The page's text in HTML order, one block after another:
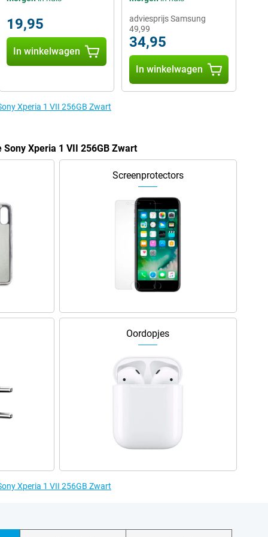
19,95
In winkelwagen
49,99
adviesprijs Samsung
34,95
In winkelwagen
Xperia 1 VII 256GB Zwart
Xperia 1 VII 256GB Zwart
Screenprotectors
Oordopjes
Xperia 1 VII 256GB Zwart